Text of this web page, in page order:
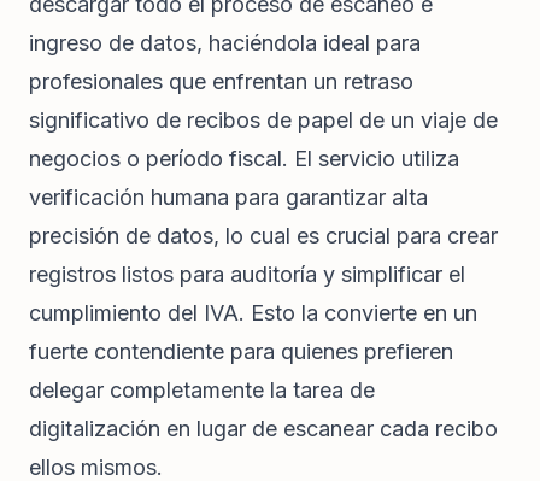
ingreso de datos, haciéndola ideal para
profesionales que enfrentan un retraso
significativo de recibos de papel de un viaje de
negocios o período fiscal. El servicio utiliza
verificación humana para garantizar alta
precisión de datos, lo cual es crucial para crear
registros listos para auditoría y simplificar el
cumplimiento del IVA. Esto la convierte en un
fuerte contendiente para quienes prefieren
delegar completamente la tarea de
digitalización en lugar de escanear cada recibo
ellos mismos.